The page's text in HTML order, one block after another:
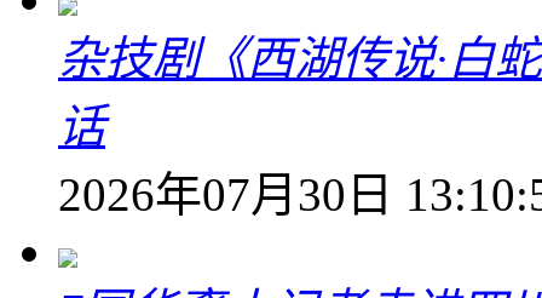
杂技剧《西湖传说·白
话
2026年07月30日